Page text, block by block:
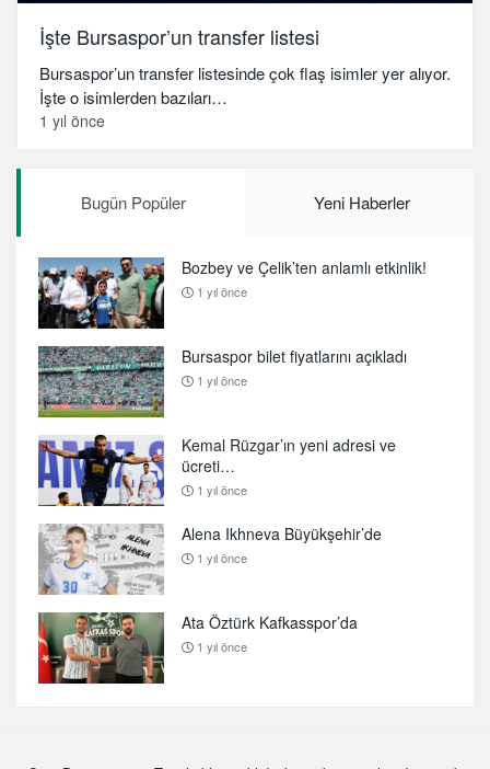
İşte Bursaspor’un transfer listesi
Bursaspor’un transfer listesinde çok flaş isimler yer alıyor.
İşte o isimlerden bazıları…
1 yıl önce
Bugün Popüler Yeni Haberler
Bozbey ve Çelik’ten anlamlı etkinlik!
1 yıl önce
Bursaspor bilet fiyatlarını açıkladı
1 yıl önce
Kemal Rüzgar’ın yeni adresi ve
ücreti…
1 yıl önce
Alena Ikhneva Büyükşehir’de
1 yıl önce
Ata Öztürk Kafkasspor’da
1 yıl önce